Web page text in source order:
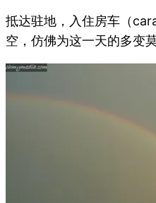
抵达驻地，入住房车（
空，仿佛为这一天的多变